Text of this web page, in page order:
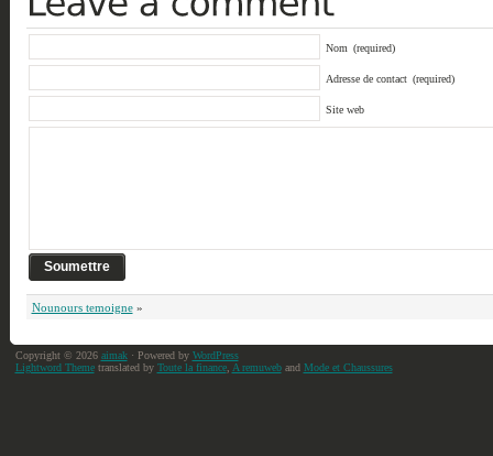
Nom (required)
Adresse de contact (required)
Site web
Nounours temoigne»
Copyright © 2026 aimak· Powered by WordPress
Lightword Themetranslated by Toute la finance, A remuweband Mode et Chaussures